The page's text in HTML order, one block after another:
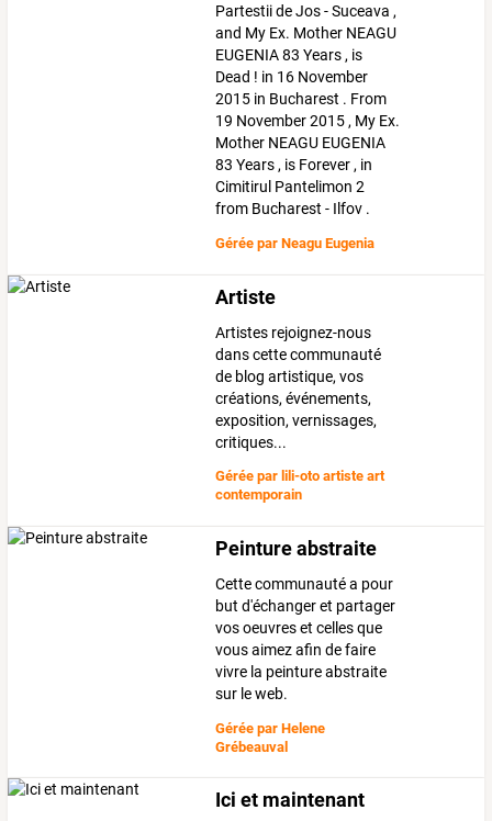
Partestii de Jos - Suceava ,
and My Ex. Mother NEAGU
EUGENIA 83 Years , is
Dead ! in 16 November
2015 in Bucharest . From
19 November 2015 , My Ex.
Mother NEAGU EUGENIA
83 Years , is Forever , in
Cimitirul Pantelimon 2
from Bucharest - Ilfov .
Gérée parNeagu Eugenia
Artiste
Artistes rejoignez-nous
dans cette communauté
de blog artistique, vos
créations, événements,
exposition, vernissages,
critiques...
Gérée par lili-oto artiste art
contemporain
Peinture abstraite
Cette communauté a pour
but d'échanger et partager
vos oeuvres et celles que
vous aimez afin de faire
vivre la peinture abstraite
sur le web.
Gérée parHelene
Grébeauval
Ici et maintenant